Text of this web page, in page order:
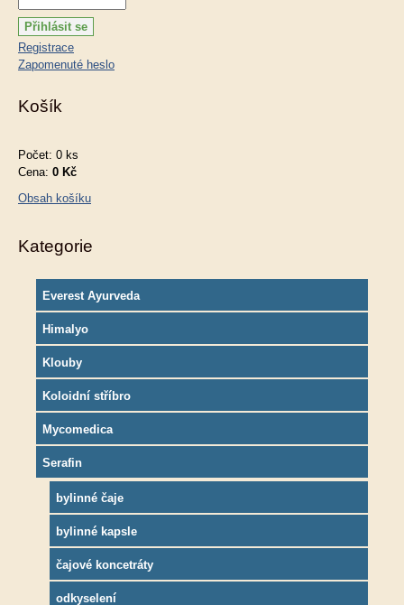
Registrace
Zapomenuté heslo
Košík
Počet: 0 ks
Cena: 0 Kč
Obsah košíku
Kategorie
Everest Ayurveda
Himalyo
Klouby
Koloidní stříbro
Mycomedica
Serafin
bylinné čaje
bylinné kapsle
čajové koncetráty
odkyselení